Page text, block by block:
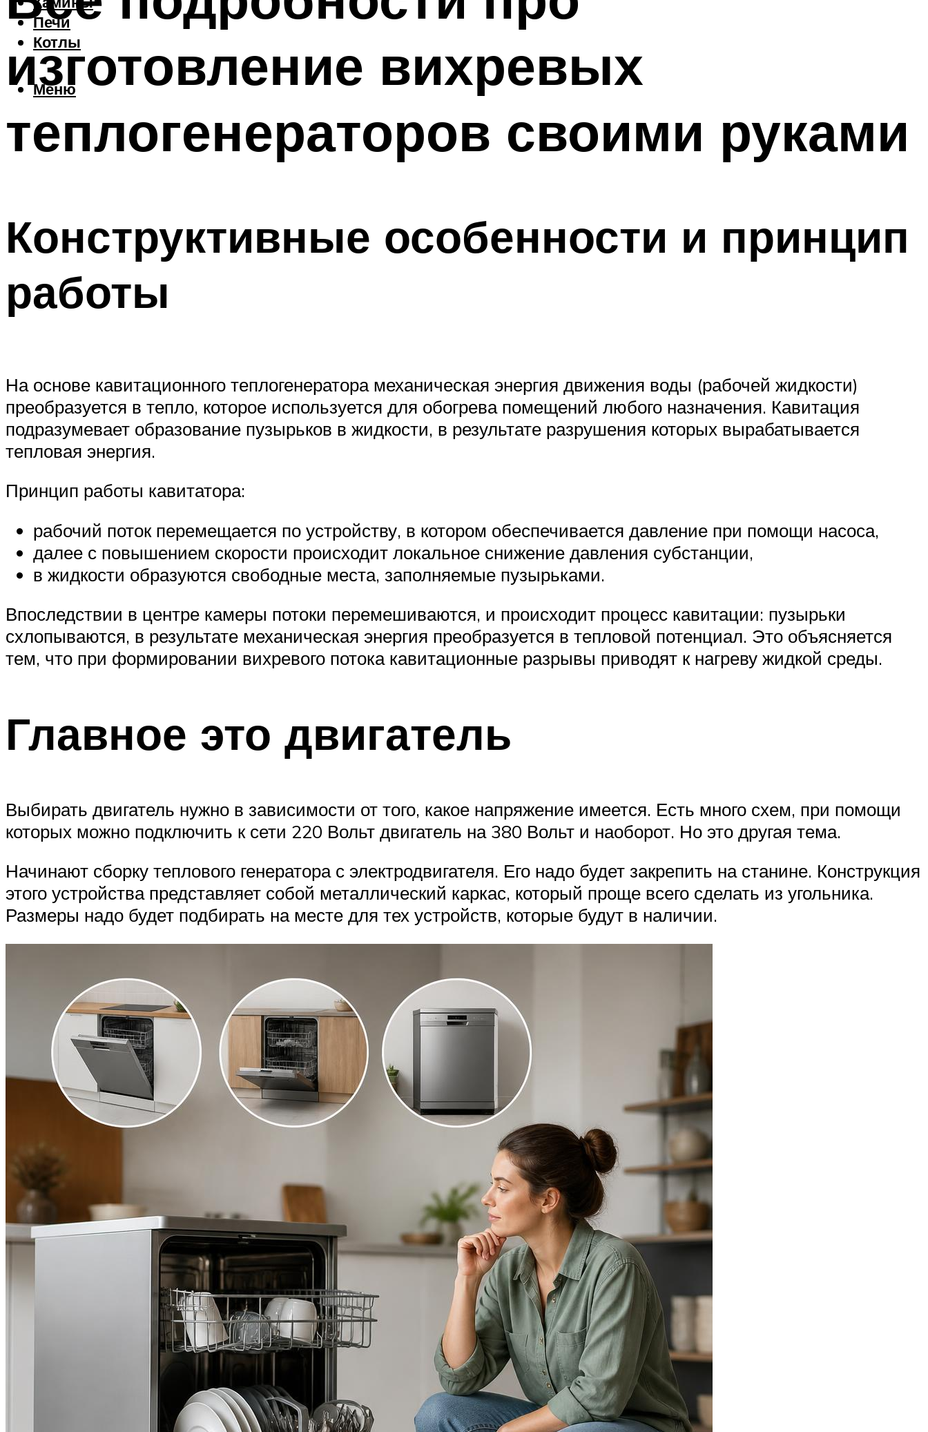
Печи
Котлы
Меню
изготовление вихревых
теплогенераторов своими руками
Конструктивные особенности и принцип
работы
На основе кавитационного теплогенератора механическая энергия движения воды (рабочей жидкости)
преобразуется в тепло, которое используется для обогрева помещений любого назначения. Кавитация
подразумевает образование пузырьков в жидкости, в результате разрушения которых вырабатывается
тепловая энергия.
Принцип работы кавитатора:
рабочий поток перемещается по устройству, в котором обеспечивается давление при помощи насоса,
далее с повышением скорости происходит локальное снижение давления субстанции,
в жидкости образуются свободные места, заполняемые пузырьками.
Впоследствии в центре камеры потоки перемешиваются, и происходит процесс кавитации: пузырьки
схлопываются, в результате механическая энергия преобразуется в тепловой потенциал. Это объясняется
тем, что при формировании вихревого потока кавитационные разрывы приводят к нагреву жидкой среды.
Главное это двигатель
Выбирать двигатель нужно в зависимости от того, какое напряжение имеется. Есть много схем, при помощи
которых можно подключить к сети 220 Вольт двигатель на 380 Вольт и наоборот. Но это другая тема.
Начинают сборку теплового генератора с электродвигателя. Его надо будет закрепить на станине. Конструкция
этого устройства представляет собой металлический каркас, который проще всего сделать из угольника.
Размеры надо будет подбирать на месте для тех устройств, которые будут в наличии.